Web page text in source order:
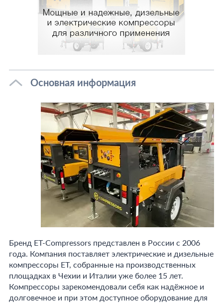
Основная информация
Бренд ET-Compressors представлен в России с 2006
года. Компания поставляет электрические и дизельные
компрессоры ET, собранные на производственных
площадках в Чехии и Италии уже более 15 лет.
Компрессоры зарекомендовали себя как надёжное и
долговечное и при этом доступное оборудование для